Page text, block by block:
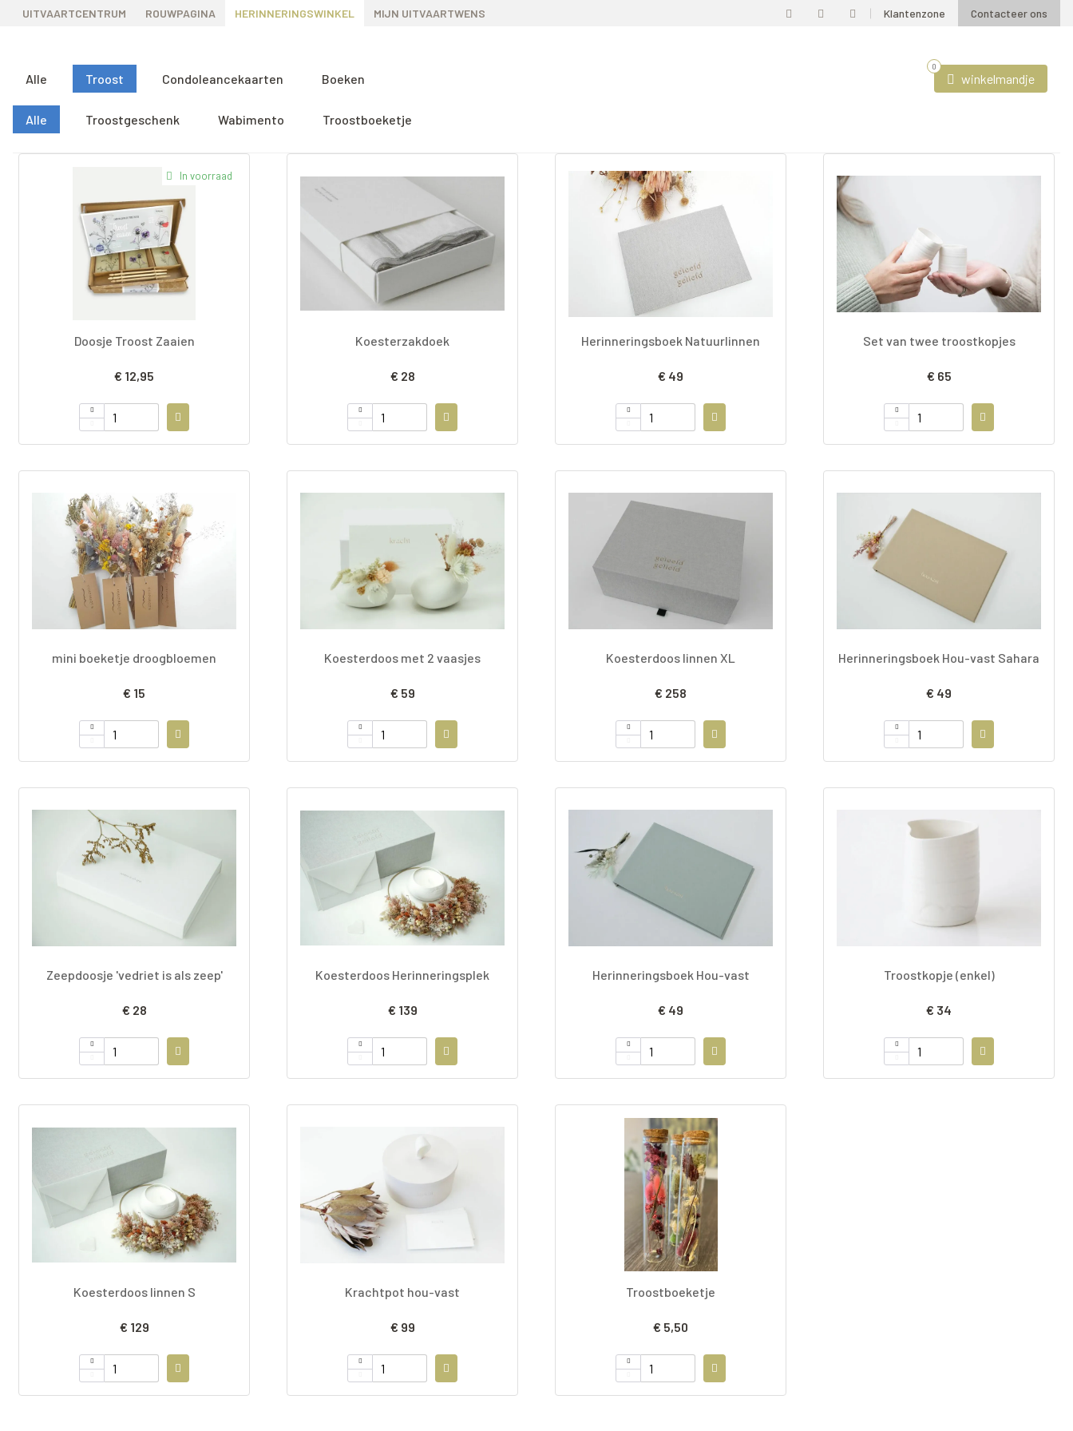
UITVAARTCENTRUM ROUWPAGINA HERINNERINGSWINKEL MIJN UITVAARTWENS Klantenzone Contacteer ons
Alle Troost Condoleancekaarten Boeken
Alle Troostgeschenk Wabimento Troostboeketje
winkelmandje
0
In voorraad
Doosje Troost Zaaien
€ 12,95
Koesterzakdoek
€ 28
Herinneringsboek Natuurlinnen
€ 49
Set van twee troostkopjes
€ 65
mini boeketje droogbloemen
€ 15
Koesterdoos met 2 vaasjes
€ 59
Koesterdoos linnen XL
€ 258
Herinneringsboek Hou-vast Sahara
€ 49
Zeepdoosje 'vedriet is als zeep'
€ 28
Koesterdoos Herinneringsplek
€ 139
Herinneringsboek Hou-vast
€ 49
Troostkopje (enkel)
€ 34
Koesterdoos linnen S
€ 129
Krachtpot hou-vast
€ 99
Troostboeketje
€ 5,50